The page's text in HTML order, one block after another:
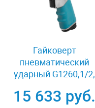
Гайковерт
пневматический
ударный G1260,1/2,
7000 об/мин Gross
15 633 руб.